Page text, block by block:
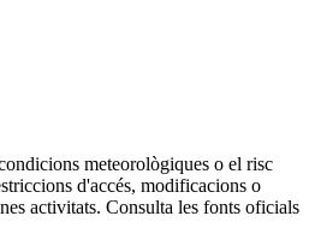
meteorològiques o el risc
d'accés, modificacions o
activitats. Consulta les fonts oficials